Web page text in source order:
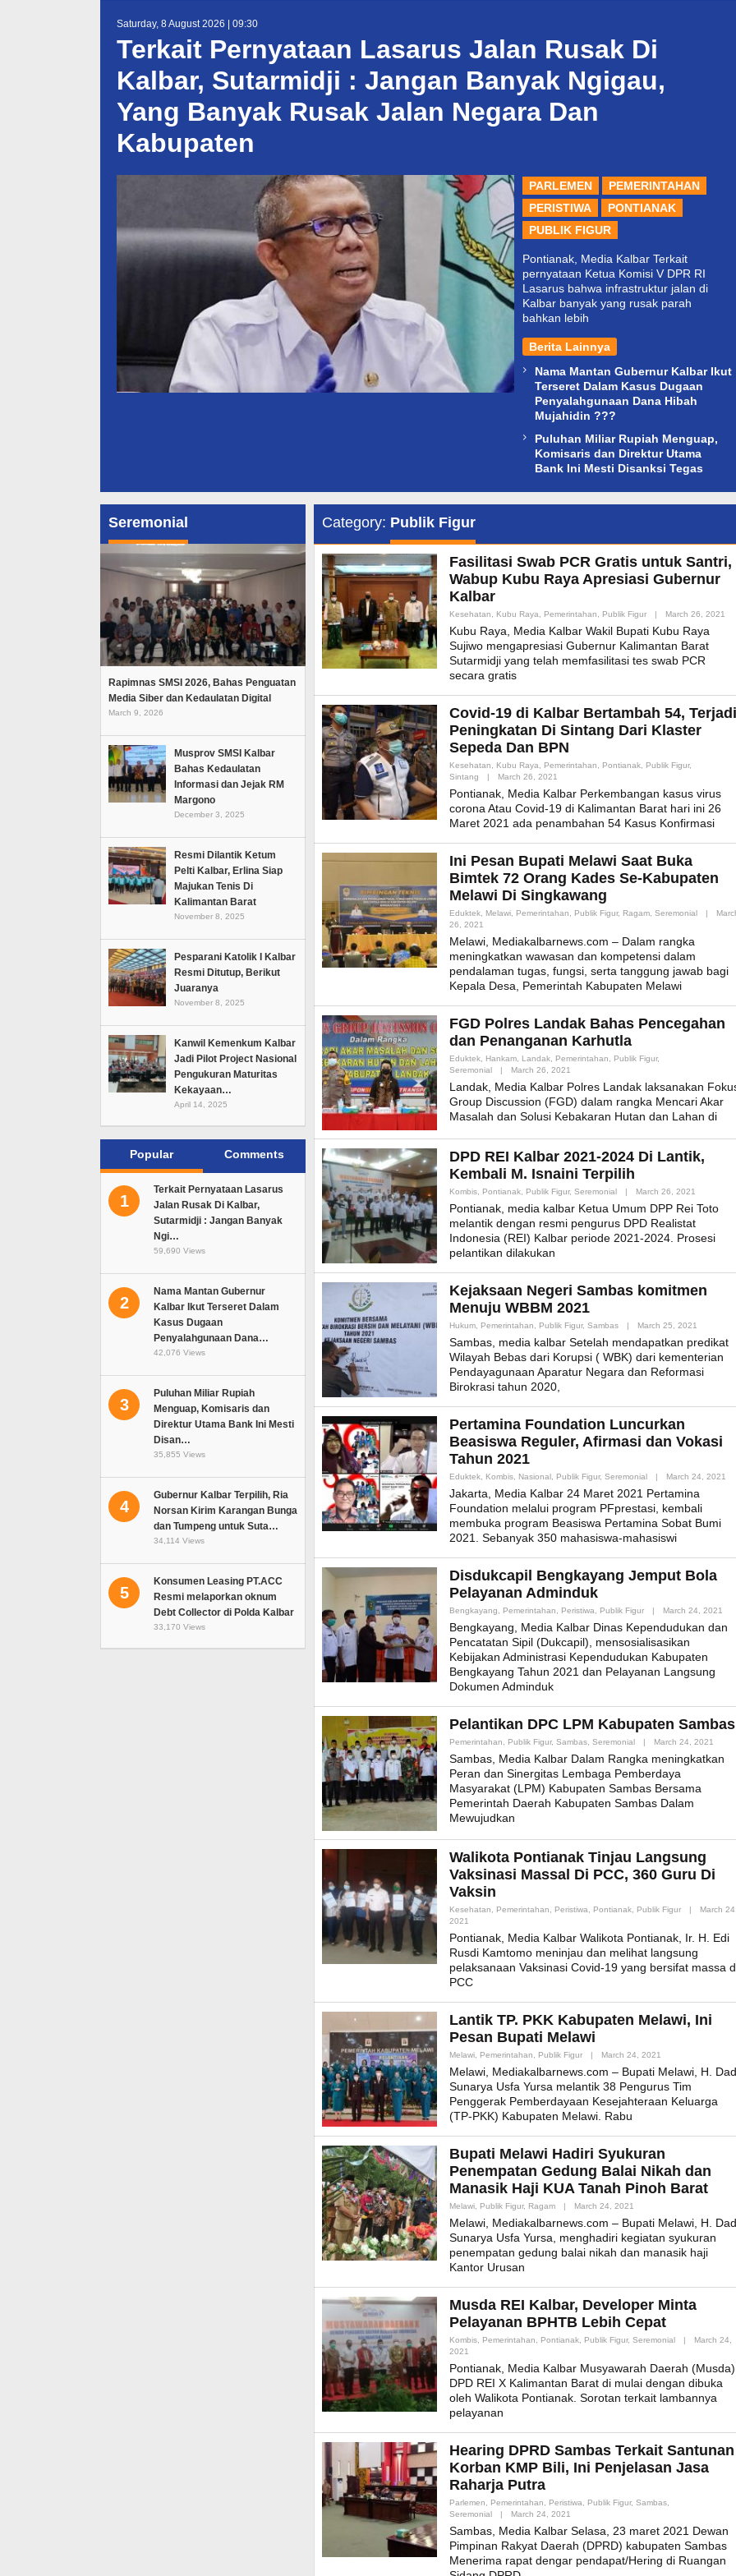
Saturday, 8 August 2026 | 09:30
Terkait Pernyataan Lasarus Jalan Rusak Di
Kalbar, Sutarmidji : Jangan Banyak Ngigau,
Yang Banyak Rusak Jalan Negara Dan
Kabupaten
PARLEMEN
PEMERINTAHAN
PERISTIWA
PONTIANAK
PUBLIK FIGUR
Pontianak, Media Kalbar Terkait
pernyataan Ketua Komisi V DPR RI
Lasarus bahwa infrastruktur jalan di
Kalbar banyak yang rusak parah
bahkan lebih
Berita Lainnya
Nama Mantan Gubernur Kalbar Ikut
Terseret Dalam Kasus Dugaan
Penyalahgunaan Dana Hibah
Mujahidin ???
Puluhan Miliar Rupiah Menguap,
Komisaris dan Direktur Utama
Bank Ini Mesti Disanksi Tegas
Seremonial
Rapimnas SMSI 2026, Bahas Penguatan
Media Siber dan Kedaulatan Digital
March 9, 2026
Musprov SMSI Kalbar
Bahas Kedaulatan
Informasi dan Jejak RM
Margono
December 3, 2025
Resmi Dilantik Ketum
Pelti Kalbar, Erlina Siap
Majukan Tenis Di
Kalimantan Barat
November 8, 2025
Pesparani Katolik I Kalbar
Resmi Ditutup, Berikut
Juaranya
November 8, 2025
Kanwil Kemenkum Kalbar
Jadi Pilot Project Nasional
Pengukuran Maturitas
Kekayaan…
April 14, 2025
Popular Comments
1
Terkait Pernyataan Lasarus
Jalan Rusak Di Kalbar,
Sutarmidji : Jangan Banyak
Ngi…
59,690 Views
2
Nama Mantan Gubernur
Kalbar Ikut Terseret Dalam
Kasus Dugaan
Penyalahgunaan Dana…
42,076 Views
3
Puluhan Miliar Rupiah
Menguap, Komisaris dan
Direktur Utama Bank Ini Mesti
Disan…
35,855 Views
4
Gubernur Kalbar Terpilih, Ria
Norsan Kirim Karangan Bunga
dan Tumpeng untuk Suta…
34,114 Views
5
Konsumen Leasing PT.ACC
Resmi melaporkan oknum
Debt Collector di Polda Kalbar
33,170 Views
Category: Publik Figur
Fasilitasi Swab PCR Gratis untuk Santri,
Wabup Kubu Raya Apresiasi Gubernur
Kalbar
Kesehatan, Kubu Raya, Pemerintahan, Publik Figur | March 26, 2021
Kubu Raya, Media Kalbar Wakil Bupati Kubu Raya
Sujiwo mengapresiasi Gubernur Kalimantan Barat
Sutarmidji yang telah memfasilitasi tes swab PCR
secara gratis
Covid-19 di Kalbar Bertambah 54, Terjadi
Peningkatan Di Sintang Dari Klaster
Sepeda Dan BPN
Kesehatan, Kubu Raya, Pemerintahan, Pontianak, Publik Figur,
Sintang
| March 26, 2021
Pontianak, Media Kalbar Perkembangan kasus virus
corona Atau Covid-19 di Kalimantan Barat hari ini 26
Maret 2021 ada penambahan 54 Kasus Konfirmasi
Ini Pesan Bupati Melawi Saat Buka
Bimtek 72 Orang Kades Se-Kabupaten
Melawi Di Singkawang
Eduktek, Melawi, Pemerintahan, Publik Figur, Ragam, Seremonial |
26, 2021
Melawi, Mediakalbarnews.com – Dalam rangka
meningkatkan wawasan dan kompetensi dalam
pendalaman tugas, fungsi, serta tanggung jawab bagi
Kepala Desa, Pemerintah Kabupaten Melawi
FGD Polres Landak Bahas Pencegahan
dan Penanganan Karhutla
Eduktek, Hankam, Landak, Pemerintahan, Publik Figur,
Seremonial
| March 26, 2021
Landak, Media Kalbar Polres Landak laksanakan
Group Discussion (FGD) dalam rangka Mencari Akar
Masalah dan Solusi Kebakaran Hutan dan Lahan di
DPD REI Kalbar 2021-2024 Di Lantik,
Kembali M. Isnaini Terpilih
Kombis, Pontianak, Publik Figur, Seremonial | March 26, 2021
Pontianak, media kalbar Ketua Umum DPP Rei Toto
melantik dengan resmi pengurus DPD Realistat
Indonesia (REI) Kalbar periode 2021-2024. Prosesi
pelantikan dilakukan
Kejaksaan Negeri Sambas komitmen
Menuju WBBM 2021
Hukum, Pemerintahan, Publik Figur, Sambas | March 25, 2021
Sambas, media kalbar Setelah mendapatkan predikat
Wilayah Bebas dari Korupsi ( WBK) dari kementerian
Pendayagunaan Aparatur Negara dan Reformasi
Birokrasi tahun 2020,
Pertamina Foundation Luncurkan
Beasiswa Reguler, Afirmasi dan Vokasi
Tahun 2021
Eduktek, Kombis, Nasional, Publik Figur, Seremonial | March 24, 2021
Jakarta, Media Kalbar 24 Maret 2021 Pertamina
Foundation melalui program PFprestasi, kembali
membuka program Beasiswa Pertamina Sobat Bumi
2021. Sebanyak 350 mahasiswa-mahasiswi
Disdukcapil Bengkayang Jemput Bola
Pelayanan Adminduk
Bengkayang, Pemerintahan, Peristiwa, Publik Figur | March 24, 2021
Bengkayang, Media Kalbar Dinas Kependudukan dan
Pencatatan Sipil (Dukcapil), mensosialisasikan
Kebijakan Administrasi Kependudukan Kabupaten
Bengkayang Tahun 2021 dan Pelayanan Langsung
Dokumen Adminduk
Pelantikan DPC LPM Kabupaten Sambas
Pemerintahan, Publik Figur, Sambas, Seremonial | March 24, 2021
Sambas, Media Kalbar Dalam Rangka meningkatkan
Peran dan Sinergitas Lembaga Pemberdaya
Masyarakat (LPM) Kabupaten Sambas Bersama
Pemerintah Daerah Kabupaten Sambas Dalam
Mewujudkan
Walikota Pontianak Tinjau Langsung
Vaksinasi Massal Di PCC, 360 Guru Di
Vaksin
Kesehatan, Pemerintahan, Peristiwa, Pontianak, Publik Figur |
March
2021
Pontianak, Media Kalbar Walikota Pontianak, Ir. H. Edi
Rusdi Kamtomo meninjau dan melihat langsung
pelaksanaan Vaksinasi Covid-19 yang bersifat massa
PCC
Lantik TP. PKK Kabupaten Melawi, Ini
Pesan Bupati Melawi
Melawi, Pemerintahan, Publik Figur | March 24, 2021
Melawi, Mediakalbarnews.com – Bupati Melawi, H.
Sunarya Usfa Yursa melantik 38 Pengurus Tim
Penggerak Pemberdayaan Kesejahteraan Keluarga
(TP-PKK) Kabupaten Melawi. Rabu
Bupati Melawi Hadiri Syukuran
Penempatan Gedung Balai Nikah dan
Manasik Haji KUA Tanah Pinoh Barat
Melawi, Publik Figur, Ragam | March 24, 2021
Melawi, Mediakalbarnews.com – Bupati Melawi, H.
Sunarya Usfa Yursa, menghadiri kegiatan syukuran
penempatan gedung balai nikah dan manasik haji
Kantor Urusan
Musda REI Kalbar, Developer Minta
Pelayanan BPHTB Lebih Cepat
Kombis, Pemerintahan, Pontianak, Publik Figur, Seremonial |
March 24,
2021
Pontianak, Media Kalbar Musyawarah Daerah (Musda)
DPD REI X Kalimantan Barat di mulai dengan dibuka
oleh Walikota Pontianak. Sorotan terkait lambannya
pelayanan
Hearing DPRD Sambas Terkait Santunan
Korban KMP Bili, Ini Penjelasan Jasa
Raharja Putra
Parlemen, Pemerintahan, Peristiwa, Publik Figur, Sambas,
Seremonial
| March 24, 2021
Sambas, Media Kalbar Selasa, 23 maret 2021 Dewan
Pimpinan Rakyat Daerah (DPRD) kabupaten Sambas
Menerima rapat dengar pendapat/Hering di Ruangan